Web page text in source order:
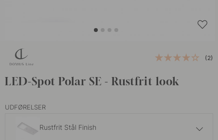
(2)
LED-Spot Polar SE - Rustfrit look
UDFØRELSER
Rustfrit Stål Finish